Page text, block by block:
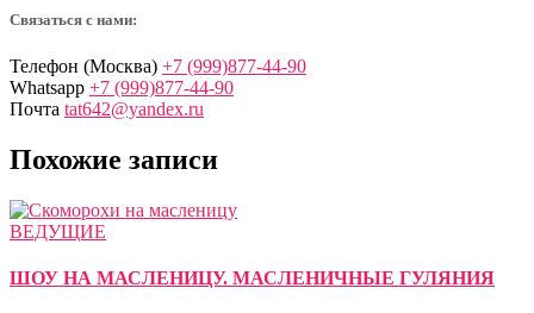
Связаться с нами:
Телефон (Москва) +7 (999)877-44-90
Whatsapp +7 (999)877-44-90
Почта tat642@yandex.ru
Похожие записи
ВЕДУЩИЕ
ШОУ НА МАСЛЕНИЦУ. МАСЛЕНИЧНЫЕ ГУЛЯНИЯ